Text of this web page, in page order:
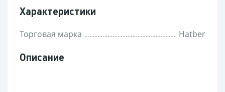
Характеристики
Торговая марка Hatber
Описание